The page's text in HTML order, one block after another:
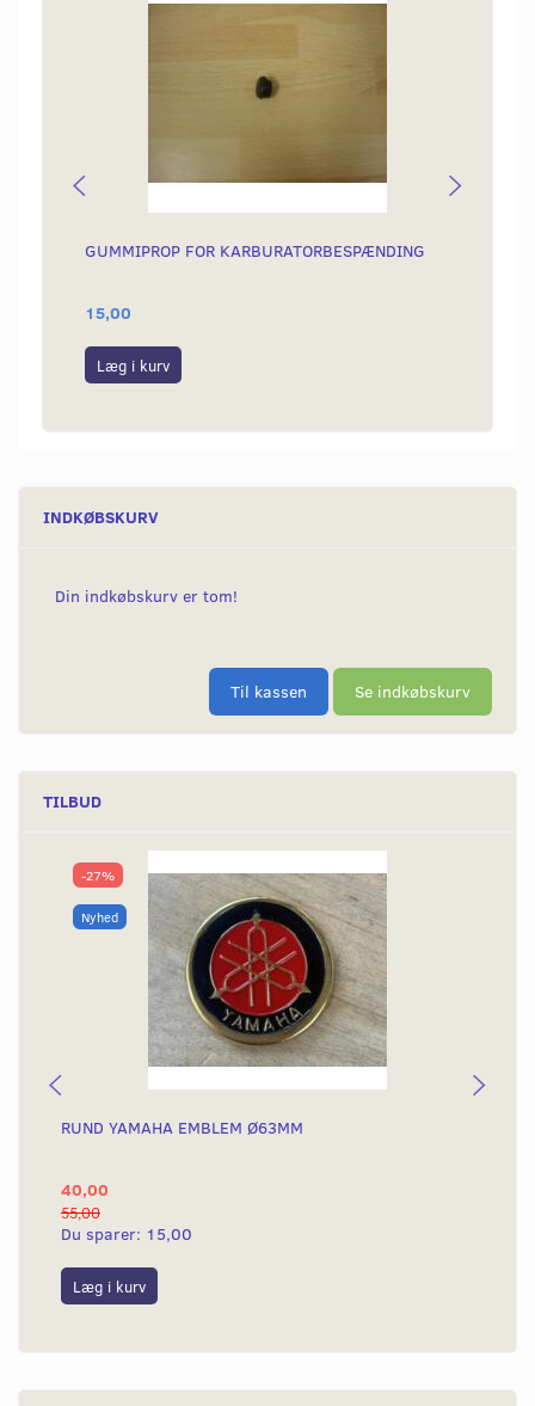
GUMMIPROP FOR KARBURATORBESPÆNDING
15,00
Læg i kurv
INDKØBSKURV
Din indkøbskurv er tom!
Til kassen Se indkøbskurv
TILBUD
-27%
Nyhed
RUND YAMAHA EMBLEM Ø63MM
40,00
55,00
Du sparer: 15,00
Læg i kurv